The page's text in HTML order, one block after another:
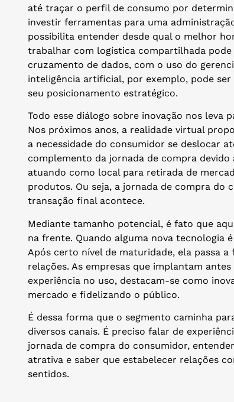
até traçar o perfil de consumo por
investir ferramentas para uma
possibilita entender desde qual o melhor
trabalhar com logística compartilhada
cruzamento de dados, com o uso do
inteligência artificial, por exemplo, pode
seu posicionamento estratégico.
Todo esse diálogo sobre inovação nos leva
Nos próximos anos, a realidade virtual
a necessidade do consumidor se deslocar
complemento da jornada de compra
atuando como local para retirada de
produtos. Ou seja, a jornada de compra do
transação final acontece.
Mediante tamanho potencial, é fato que
na frente. Quando alguma nova tecnologia
Após certo nível de maturidade, ela passa
relações. As empresas que implantam
experiência no uso, destacam-se como
mercado e fidelizando o público.
É dessa forma que o segmento caminha
diversos canais. É preciso falar de
jornada de compra do consumidor,
atrativa e saber que estabelecer relações
sentidos.